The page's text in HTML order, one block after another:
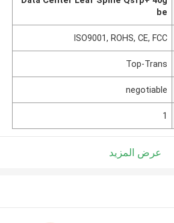
be
ISO9001, ROHS, CE, FCC
Top-Trans
negotiable
1
عرض المزيد